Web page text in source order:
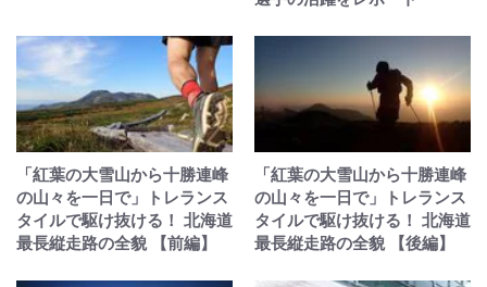
「紅葉の大雪山から十勝連峰
の山々を一日で」トレランス
タイルで駆け抜ける！ 北海道
最長縦走路の全貌 【前編】
「紅葉の大雪山から十勝連峰
の山々を一日で」トレランス
タイルで駆け抜ける！ 北海道
最長縦走路の全貌 【後編】